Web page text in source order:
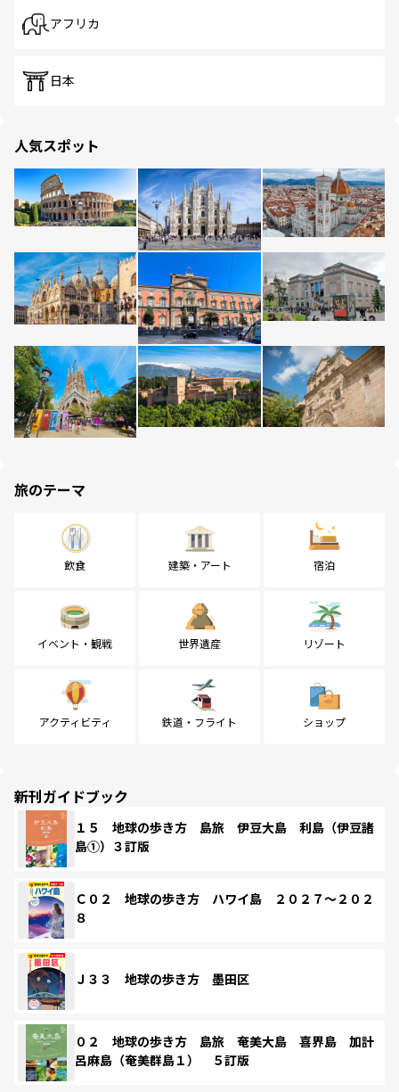
アフリカ
日本
人気スポット
旅のテーマ
飲食 建築・アート 宿泊
イベント・観戦 世界遺産 リゾート
アクティビティ 鉄道・フライト ショップ
新刊ガイドブック
１５ 地球の歩き方 島旅 伊豆大島 利島（伊豆諸
島①）３訂版
Ｃ０２ 地球の歩き方 ハワイ島 ２０２７～２０２
８
Ｊ３３ 地球の歩き方 墨田区
０２ 地球の歩き方 島旅 奄美大島 喜界島 加計
呂麻島（奄美群島１） ５訂版